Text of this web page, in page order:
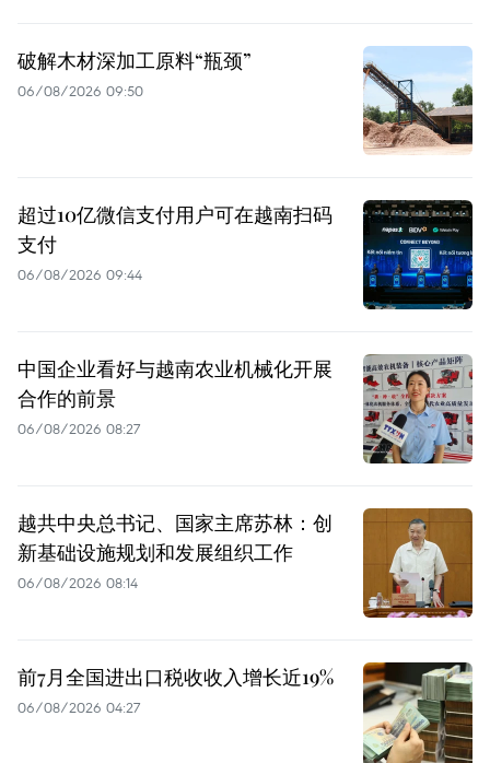
破解木材深加工原料“瓶颈”
06/08/2026 09:50
超过10亿微信支付用户可在越南扫码
支付
06/08/2026 09:44
中国企业看好与越南农业机械化开展
合作的前景
06/08/2026 08:27
越共中央总书记、国家主席苏林：创
新基础设施规划和发展组织工作
06/08/2026 08:14
前7月全国进出口税收收入增长近19%
06/08/2026 04:27